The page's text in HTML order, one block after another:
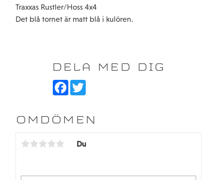
Traxxas Rustler/Hoss 4x4
Det blå tornet är matt blå i kulören.
DELA MED DIG
F
b
o
T
t
e
OMDÖMEN
Du